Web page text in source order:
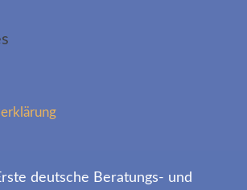
deutsche Beratungs- und